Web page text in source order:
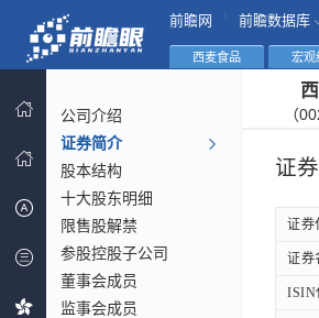
前瞻网 前瞻数据库
西麦食品 宏观
公司介绍
证券简介
股本结构
十大股东明细
限售股解禁
参股控股子公司
董事会成员
监事会成员
（
证
证券
证券
ISIN